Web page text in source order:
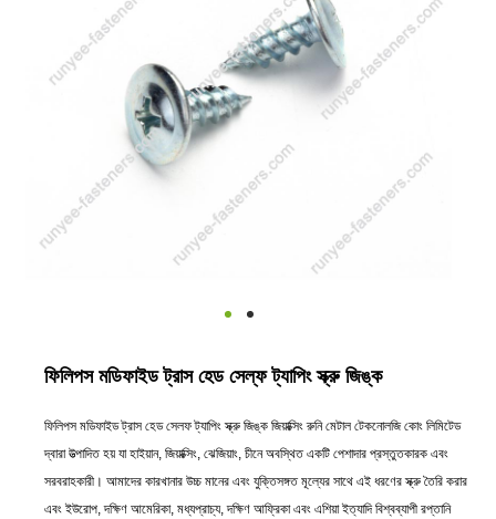
ফিলিপস মডিফাইড ট্রাস হেড সেল্ফ ট্যাপিং স্ক্রু জিঙ্ক
ফিলিপস মডিফাইড ট্রাস হেড সেলফ ট্যাপিং স্ক্রু জিঙ্ক জিয়াক্সিং রুনি মেটাল টেকনোলজি কোং লিমিটেড
দ্বারা উত্পাদিত হয় যা হাইয়ান, জিয়াক্সিং, ঝেজিয়াং, চীনে অবস্থিত একটি পেশাদার প্রস্তুতকারক এবং
সরবরাহকারী। আমাদের কারখানার উচ্চ মানের এবং যুক্তিসঙ্গত মূল্যের সাথে এই ধরণের স্ক্রু তৈরি করার
এবং ইউরোপ, দক্ষিণ আমেরিকা, মধ্যপ্রাচ্য, দক্ষিণ আফ্রিকা এবং এশিয়া ইত্যাদি বিশ্বব্যাপী রপ্তানি